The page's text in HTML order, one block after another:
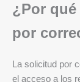
¿Por
por
La solicitud por
el acceso a los